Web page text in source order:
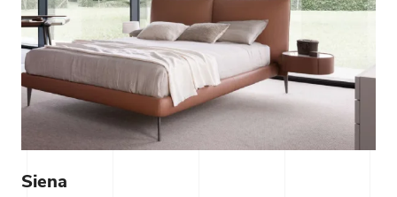
Siena